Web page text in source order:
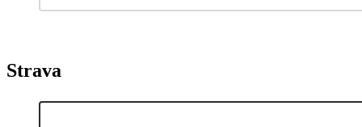
Strava